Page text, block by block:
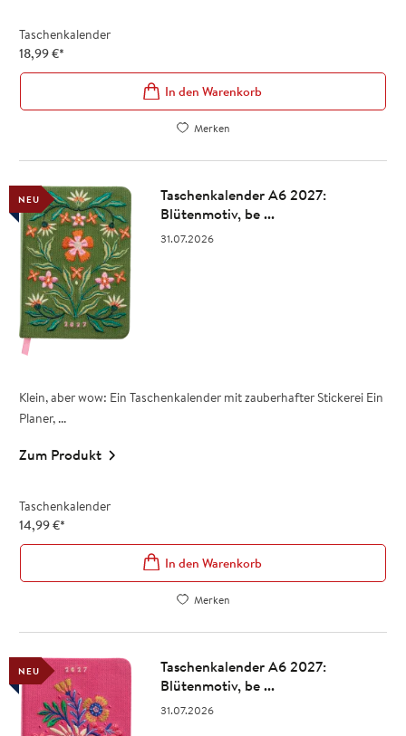
Taschenkalender
18,99€*
In den Warenkorb
Merken
NEU
Taschenkalender A6 2027:
Blütenmotiv, be ...
31.07.2026
Klein, aber wow: Ein Taschenkalender mit zauberhafter Stickerei Ein
Planer, ...
Zum Produkt
Taschenkalender
14,99€*
In den Warenkorb
Merken
NEU
Taschenkalender A6 2027:
Blütenmotiv, be ...
31.07.2026